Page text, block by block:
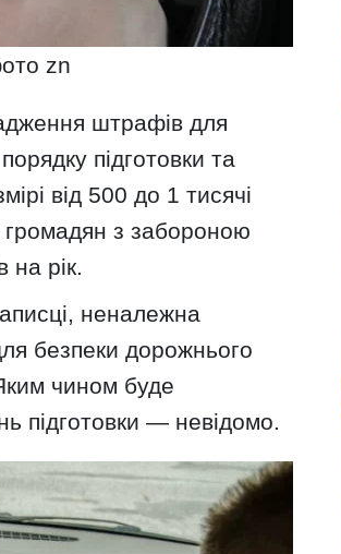
zn
штрафів для
підготовки та
від 500 до 1 тисячі
громадян з забороною
на рік.
неналежна
безпеки дорожнього
чином буде
підготовки — невідомо.